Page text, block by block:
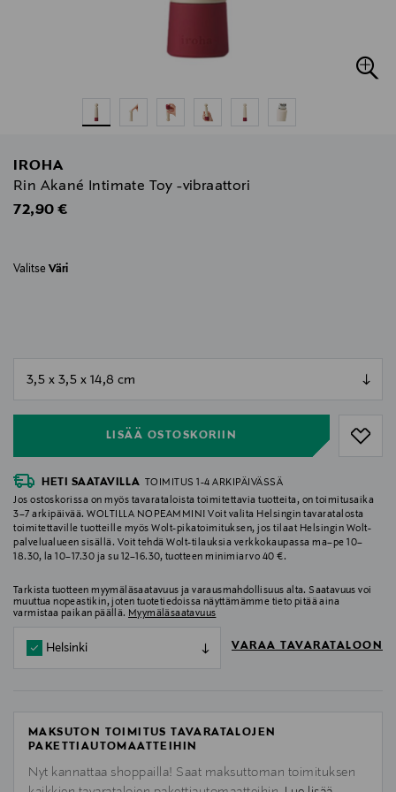
IROHA
Rin Akané Intimate Toy -vibraattori
Original Price
72,90 €
Valitse Väri
LISÄÄ OSTOSKORIIN
HETI SAATAVILLA
TOIMITUS 1-4 ARKIPÄIVÄSSÄ
Jos ostoskorissa on myös tavarataloista toimitettavia tuotteita, on toimitusaika
3–7 arkipäivää. WOLTILLA NOPEAMMIN! Voit valita Helsingin tavaratalosta
toimitettaville tuotteille myös Wolt-pikatoimituksen, jos tilaat Helsingin Wolt-
palvelualueen sisällä. Voit tehdä Wolt-tilauksia verkkokaupassa ma–pe 10–
18.30, la 10–17.30 ja su 12–16.30, tuotteen minimiarvo 40 €.
Tarkista tuotteen myymäläsaatavuus ja varausmahdollisuus alta. Saatavuus voi
muuttua nopeastikin, joten tuotetiedoissa näyttämämme tieto pitää aina
varmistaa paikan päällä. Myymäläsaatavuus
Helsinki VARAA TAVARATALOON
MAKSUTON TOIMITUS TAVARATALOJEN
PAKETTIAUTOMAATTEIHIN
Nyt kannattaa shoppailla! Saat maksuttoman toimituksen